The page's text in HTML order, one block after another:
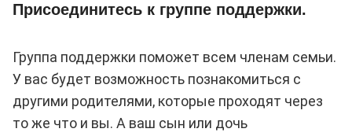
Присоединитесь к группе поддержки.
Группа поддержки поможет всем членам семьи.
У вас будет возможность познакомиться с
другими родителями, которые проходят через
то же что и вы. А ваш сын или дочь